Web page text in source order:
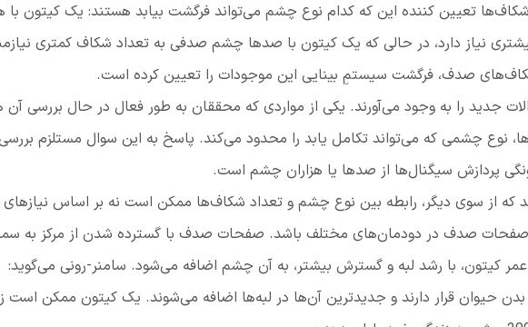
شکاف‌ها تعیین کننده این که کدام نوع چشم می‌تواند فرگشت بیابد هستند: یک کیتون با
نیاز دارد، در حالی که یک کیتون با صدها چشم صدفی به تعداد شکاف کمتری
صدف، فرگشت سیستمِ بینایی این موجودات را تعیین کرده است.
جدید را به وجود می‌آورند. یکی از مواردی که محققان به طور فعال در حال بررسی
نوع چشمی که می‌تواند تکامل یابد را محدود می‌کند. پاسخ به این سوال مستلزم
پردازش سیگنال‌ها از صدها یا هزاران چشم است.
که از سوی دیگر، رابطه بین نوع چشم و تعداد شکاف‌ها ممکن است نه بر اساس نیازهای
صفحات صدف در دودمان‌های مختلف باشد. صفحات صدف با گسترده‌ شدن از مرکز به
کیتون، با رشد لبه‌ و گسترش بیشتر، به آن چشم‌ اضافه می‌شود. سامنر-رونی می‌گوید:
حیوان قرار دارند و جدیدترین آن‌ها در لبه‌ها اضافه می‌شوند. یک کیتون ممکن است